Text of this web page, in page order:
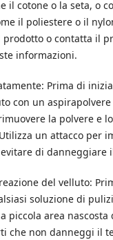
il cotone o la seta, o
il poliestere o il
prodotto o contatta il
informazioni.
Prima di
con un aspirapolvere
la polvere e
un attacco per
di danneggiare
del velluto:
soluzione di
piccola area nascosta
che non danneggi il